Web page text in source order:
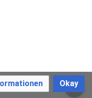
Okay